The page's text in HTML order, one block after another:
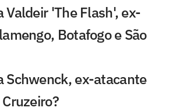
Valdeir 'The Flash', ex-
Botafogo e São
Schwenck, ex-atacante